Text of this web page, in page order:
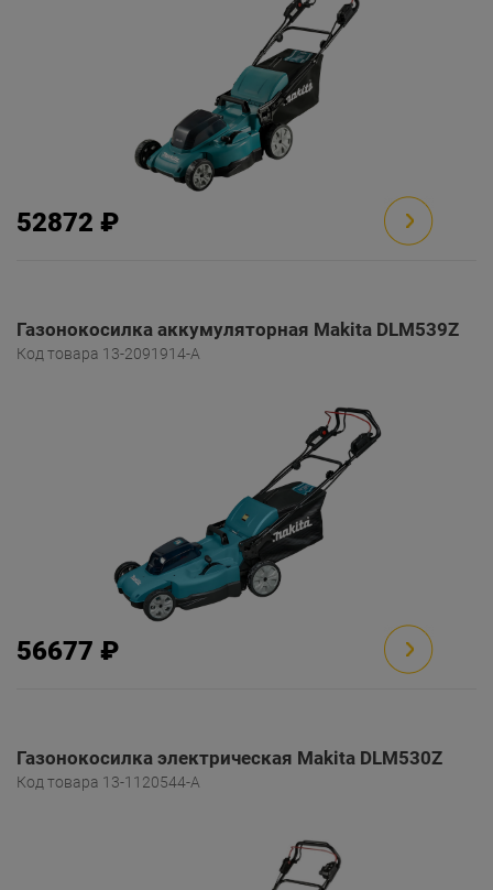
52872 ₽
Газонокосилка аккумуляторная Makita DLM539Z
Код товара 13-2091914-A
56677 ₽
Газонокосилка электрическая Makita DLM530Z
Код товара 13-1120544-A